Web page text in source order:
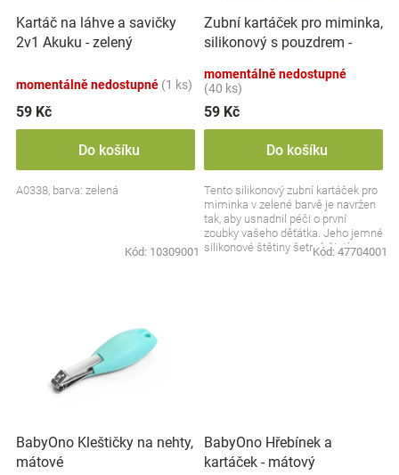
ůo
d
u
t
ů
Kartáč na láhve a savičky
2v1 Akuku - zelený
momentálně nedostupné (1 ks)
59 Kč
Do košíku
A0338, barva: zelená
Kód: 10309001
Zubní kartáček pro miminka,
silikonový s pouzdrem -
momentálně nedostupné
(40 ks)
59 Kč
Do košíku
Tento silikonový zubní kartáček pro
miminka v zelené barvě je navržen
tak, aby usnadnil péči o první
zoubky vašeho děťátka. Jeho jemné
silikonové štětiny šetrně čistí
Kód: 47704001
BabyOno Kleštičky na nehty,
mátové
BabyOno Hřebínek a
kartáček - mátový